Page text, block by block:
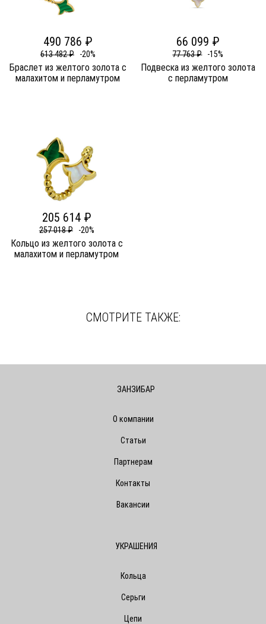
490 786 ₽
613 482 ₽ -20%
Браслет из желтого золота c
малахитом и перламутром
66 099 ₽
77 763 ₽ -15%
Подвеска из желтого золота
c перламутром
205 614 ₽
257 018 ₽ -20%
Кольцо из желтого золота c
малахитом и перламутром
СМОТРИТЕ ТАКЖЕ:
ЗАНЗИБАР
О компании
Статьи
Партнерам
Контакты
Вакансии
УКРАШЕНИЯ
Кольца
Серьги
Цепи